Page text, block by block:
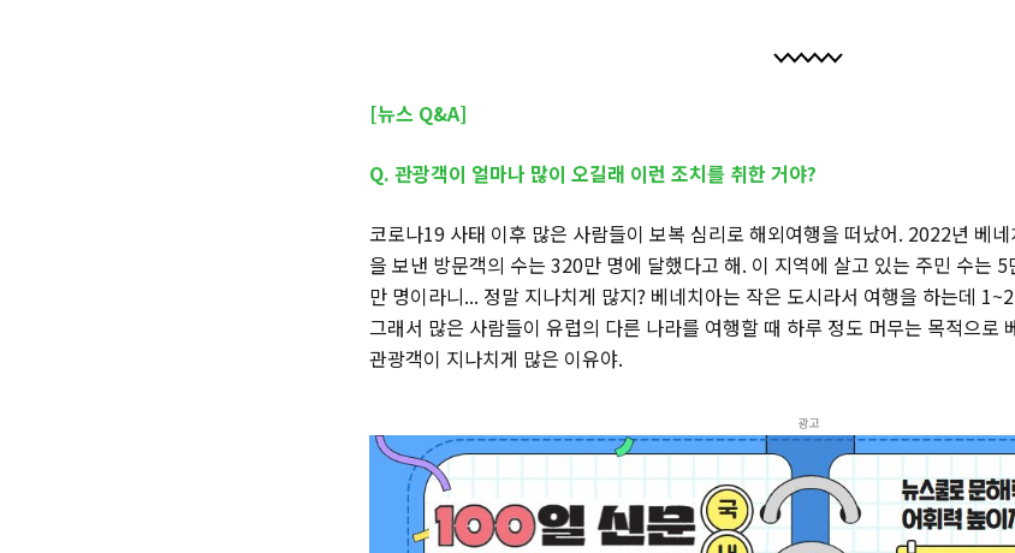
[뉴스 Q&A]
Q. 관광객이 얼마나 많이 오길래 이런 조치를 취한 거야?
코로나19 사태 이후 많은 사람들이 보복 심리로 해외여행을 떠났어. 2022년 베
을 보낸 방문객의 수는 320만 명에 달했다고 해. 이 지역에 살고 있는 주민 수는
만 명이라니... 정말 지나치게 많지? 베네치아는 작은 도시라서 여행을 하는데
그래서 많은 사람들이 유럽의 다른 나라를 여행할 때 하루 정도 머무는 목적으로
관광객이 지나치게 많은 이유야.
광고